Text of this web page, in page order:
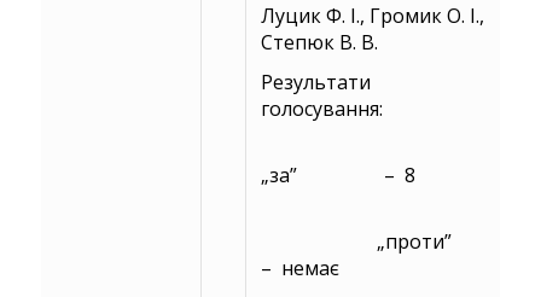
Луцик Ф. І., Громик О. І.,
Степюк В. В.
Результати
голосування:
„за” – 8
„проти”
– немає